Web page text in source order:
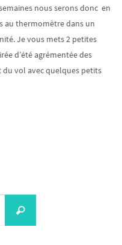
nous serons donc en
au thermomètre dans un
Je vous mets 2 petites
d’été agrémentée des
vol avec quelques petits
Recherche